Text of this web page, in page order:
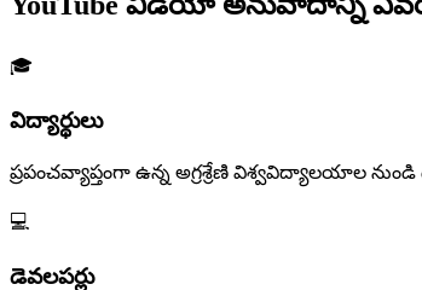
🎓
విద్యార్థులు
ప్రపంచవ్యాప్తంగా ఉన్న అగ్రశ్రేణి విశ్వవిద్యాలయాల
💻
డెవలపర్లు